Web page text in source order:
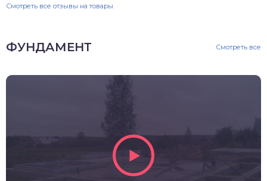
Смотреть все отзывы на товары
ФУНДАМЕНТ Смотреть все